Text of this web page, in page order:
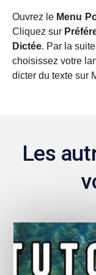
Ouvrez le Menu
Cliquez sur
Dictée. Par la
choisissez votre
dicter du texte sur
Les